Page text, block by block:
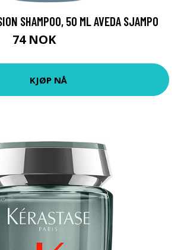
SHAMPOO, 50 ML AVEDA SJAMPO
74 NOK
KJØP NÅ